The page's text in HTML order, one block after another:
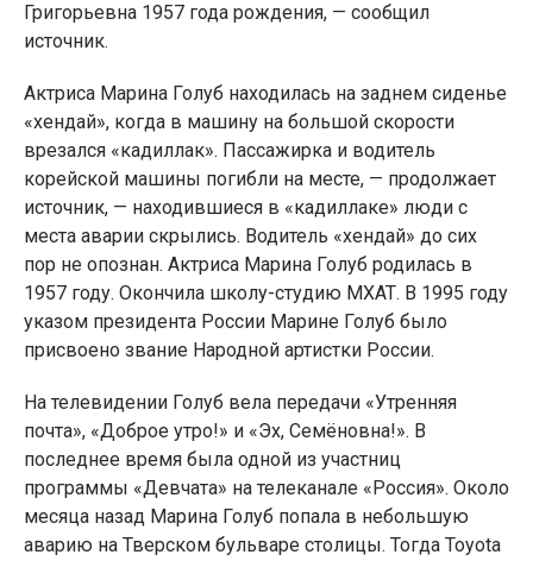
Григорьевна 1957 года рождения, — сообщил
источник.
Актриса Марина Голуб находилась на заднем сиденье
«хендай», когда в машину на большой скорости
врезался «кадиллак». Пассажирка и водитель
корейской машины погибли на месте, — продолжает
источник, — находившиеся в «кадиллаке» люди с
места аварии скрылись. Водитель «хендай» до сих
пор не опознан. Актриса Марина Голуб родилась в
1957 году. Окончила школу-студию МХАТ. В 1995 году
указом президента России Марине Голуб было
присвоено звание Народной артистки России.
На телевидении Голуб вела передачи «Утренняя
почта», «Доброе утро!» и «Эх, Семёновна!». В
последнее время была одной из участниц
программы «Девчата» на телеканале «Россия». Около
месяца назад Марина Голуб попала в небольшую
аварию на Тверском бульваре столицы. Тогда Toyota